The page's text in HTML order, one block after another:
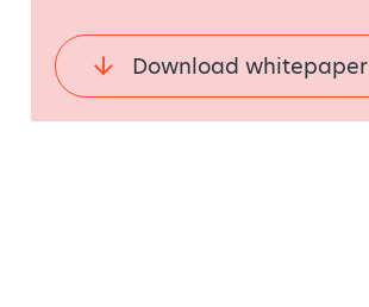
Download whitepaper